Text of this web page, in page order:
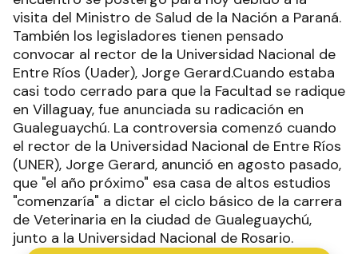
visita del Ministro de Salud de la Nación a Paraná.
También los legisladores tienen pensado
convocar al rector de la Universidad Nacional de
Entre Ríos (Uader), Jorge Gerard.Cuando estaba
casi todo cerrado para que la Facultad se radique
en Villaguay, fue anunciada su radicación en
Gualeguaychú. La controversia comenzó cuando
el rector de la Universidad Nacional de Entre Ríos
(UNER), Jorge Gerard, anunció en agosto pasado,
que "el año próximo" esa casa de altos estudios
"comenzaría" a dictar el ciclo básico de la carrera
de Veterinaria en la ciudad de Gualeguaychú,
junto a la Universidad Nacional de Rosario.